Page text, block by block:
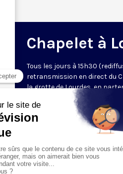
Chapelet à
Tous les jours à 15h30
retransmission en direct du
la grotte de Lourdes, en
Sanctuaires. Chaque jour,
méditations des mystères du
proposée en communion de
Visiter la page de